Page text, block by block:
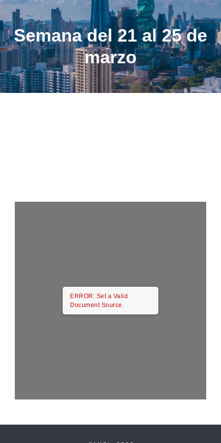
Semana del 21 al 25 de
marzo
ERROR: Set a Valid
Document Source.